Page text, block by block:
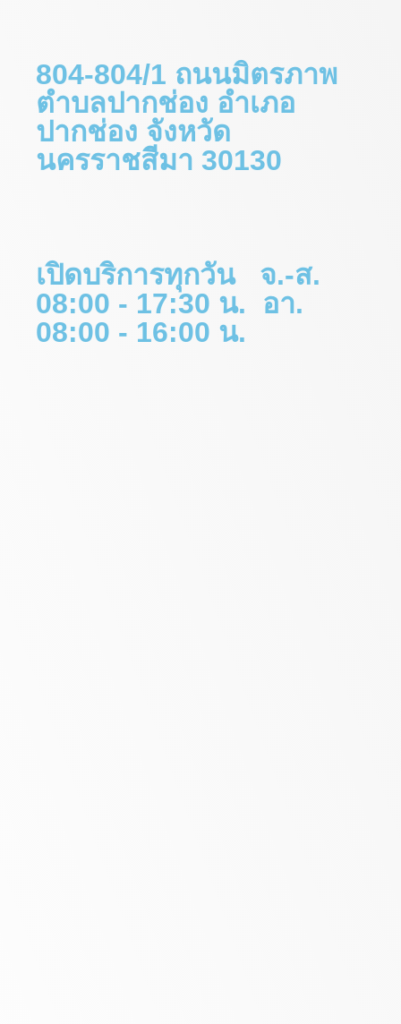
804-804/1 ถนนมิตรภาพ
ตำบลปากช่อง อำเภอ
ปากช่อง จังหวัด
นครราชสีมา 30130
เปิดบริการทุกวัน จ.-ส.
08:00 - 17:30 น. อา.
08:00 - 16:00 น.